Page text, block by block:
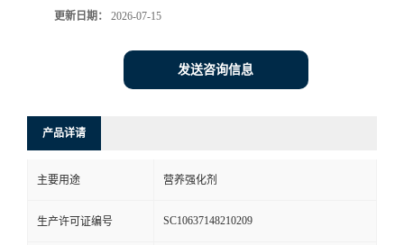
更新日期： 2026-07-15
发送咨询信息
产品详请
主要用途 营养强化剂
生产许可证编号 SC10637148210209